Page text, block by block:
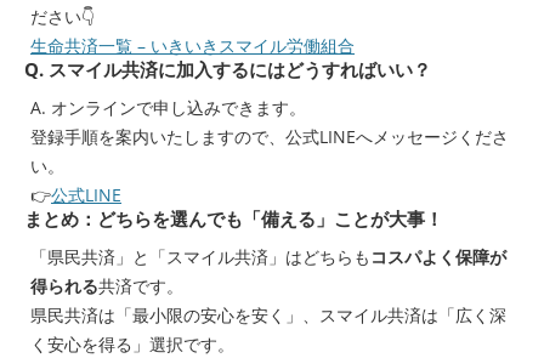
ださい👇
生命共済一覧 – いきいきスマイル労働組合
Q. スマイル共済に加入するにはどうすればいい？
A. オンラインで申し込みできます。
登録手順を案内いたしますので、公式LINEへメッセージくださ
い。
👉公式LINE
まとめ：どちらを選んでも「備える」ことが大事！
「県民共済」と「スマイル共済」はどちらも コスパよく保障が
得られる共済です。
県民共済は「最小限の安心を安く」、スマイル共済は「広く深
く安心を得る」選択です。